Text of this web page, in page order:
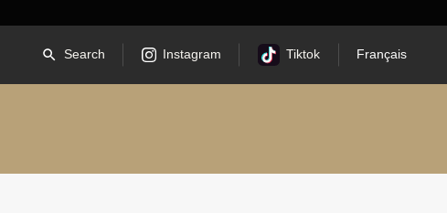
Search Instagram Tiktok Français